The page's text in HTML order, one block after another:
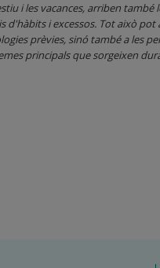
i les vacances, arriben també
d'hàbits i excessos. Tot això
prèvies, sinó també a les
principals que sorgeixen